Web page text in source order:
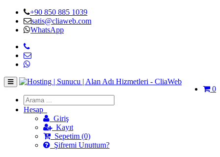
+90 850 885 1039
satis@cliaweb.com
WhatsApp
0
Hesap
Giriş
Kayıt
Sepetim (0)
Şifremi Unuttum?